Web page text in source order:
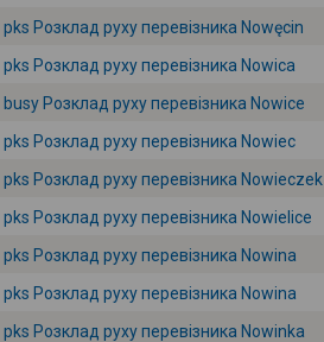
pks Розклад руху перевізника Nowęcin
pks Розклад руху перевізника Nowica
busy Розклад руху перевізника Nowice
pks Розклад руху перевізника Nowiec
pks Розклад руху перевізника Nowieczek
pks Розклад руху перевізника Nowielice
pks Розклад руху перевізника Nowina
pks Розклад руху перевізника Nowina
pks Розклад руху перевізника Nowinka